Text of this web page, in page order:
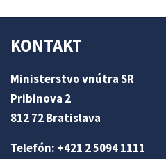
KONTAKT
Ministerstvo vnútra SR
Pribinova 2
812 72 Bratislava
Telefón: +421 2 5094 1111